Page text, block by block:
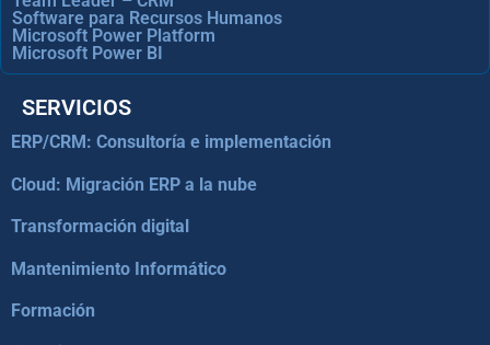
Software para Recursos Humanos
Microsoft Power Platform
Microsoft Power BI
SERVICIOS
ERP/CRM: Consultoría e implementación
Cloud: Migración ERP a la nube
Transformación digital
Mantenimiento Informático
Formación